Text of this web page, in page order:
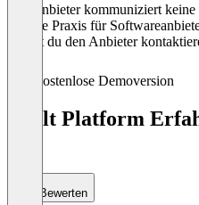
Der Anbieter kommuniziert
übliche Praxis für
kannst du den Anbieter
Kostenlose Demoversion
Vault Platform
Bewerten